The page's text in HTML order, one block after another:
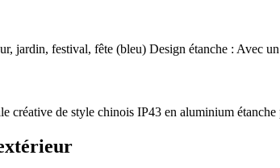
jardin, festival, fête (bleu) Design étanche : Avec
de style chinois IP43 en aluminium